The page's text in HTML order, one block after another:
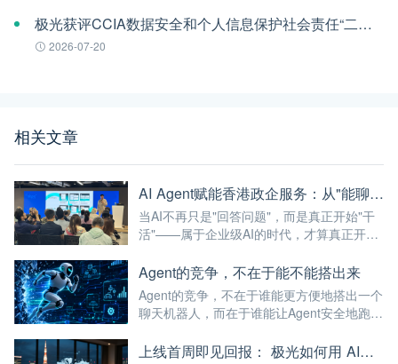
极光获评CCIA数据安全和个人信息保护社会责任“二星级”单位
2026-07-20
相关文章
AI Agent赋能香港政企服务：从"能聊天"到"能干活"的最后一公里
当AI不再只是"回答问题"，而是真正开始"干
活"——属于企业级AI的时代，才算真正开
Agent的竞争，不在于能不能搭出来
Agent的竞争，不在于谁能更方便地搭出一个
聊天机器人，而在于谁能让Agent安全地跑进
上线首周即见回报： 极光如何用 AI，帮助日本公司破解全球化服务时差